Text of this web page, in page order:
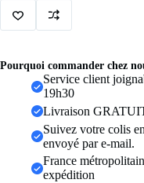
pour
femmes,
baroques
tempérament
élégant,
Pourquoi commander chez
Service client
19h30
Livraison
Suivez votre colis
envoyé par e-mail.
France
expédition